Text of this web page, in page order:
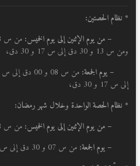
* نظام الحصتين:
– من يوم الإثنين إلى يوم الخميس:
ومن س 13 و 30 دق إلى س 17 و 30 دق،
– يوم الجمعة:
إلى س 17 و 30 دق،
* نظام الحصة الواحدة وخلال شهر رمضان:
– من يوم الإثنين إلى يوم الخميس: من س 08 و 00 دق إلى س 14 و 30 دق،
– يوم الجمعة: من س 07 و 30 دق إلى س 13 و 00،